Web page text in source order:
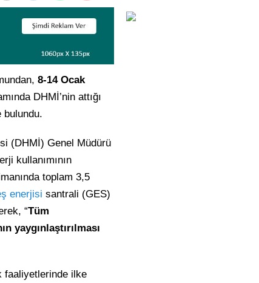
8-14 Ocak
DHMİ’nin attığı
bulundu.
(DHMİ) Genel Müdürü
kullanımının
toplam 3,5
enerjisi santrali (GES)
“Tüm
yaygınlaştırılması
faaliyetlerinde ilke